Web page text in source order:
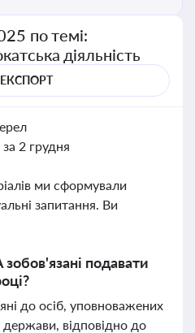
по темі:
діяльність
ЕКСПОРТ
за 2 грудня
ми сформували
запитання. Ви
подавати
до осіб, уповноважених
відповідно до